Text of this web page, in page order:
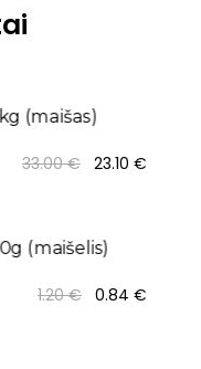
33.00€ Original
23.10 €
1.20€ Original
0.84 €